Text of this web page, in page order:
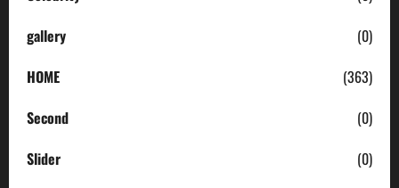
gallery
(0)
HOME
(363)
Second
(0)
Slider
(0)